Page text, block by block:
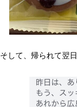
そして、帰られて翌